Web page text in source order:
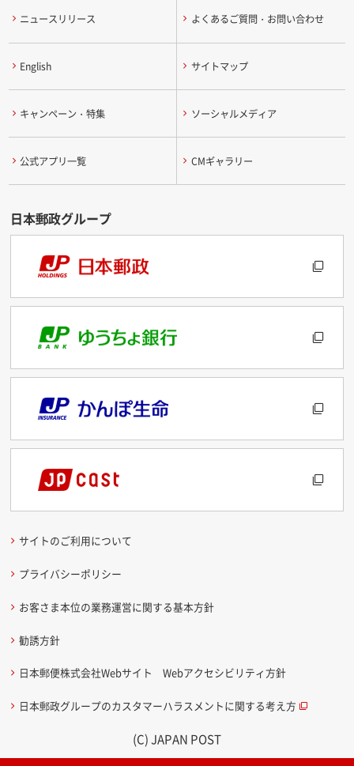
ニュースリリース よくあるご質問・お問い合わせ
English サイトマップ
キャンペーン・特集 ソーシャルメディア
公式アプリ一覧 CMギャラリー
サイトのご利用について
プライバシーポリシー
お客さま本位の業務運営に関する基本方針
勧誘方針
日本郵便株式会社Webサイト Webアクセシビリティ方針
日本郵政グループのカスタマーハラスメントに関する考え方
(C) JAPAN POST